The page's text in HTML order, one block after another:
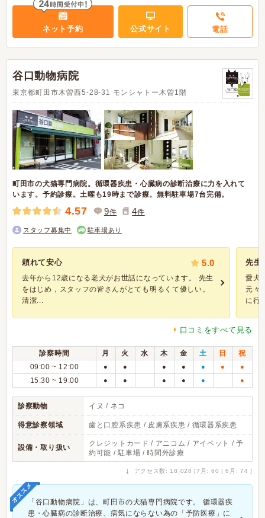
ネット予約 公式サイト 電話
谷口動物病院
東京都町田市木曽西5-28-31 モンシャトー木曽1階
町田市の犬猫専門病院。循環器疾患・心臓病の診断治療に力を入れて
います。予約診療。土曜も19時まで診療。無料駐車場7台完備。
4.57 9件 4件
スタッフ募集中 駐車場あり
頼れて安心 5.0
去年から12歳になる老犬がお世話になっています。 先生
をはじめ，スタッフの皆さんがとても明るくて優しい。
清潔...
先生
愛犬
元々
に行
口コミをすべて見る
診察時間 月 火 水 木 金 土 日
祝
09:00 ~ 12:00
● ● ● ● ● ● ●
15:30 ~ 19:00 ● ● ● ● ● ●
診察動物 イヌ / ネコ
得意診察領域 歯と口腔系疾患 / 皮膚系疾患 / 循環器系疾患
設備・取り扱い
クレジットカード / アニコム / アイペット / 予
約可能 / 駐車場 / 時間外診療
↓ アクセス数: 18,028 [7月: 60 | 6月: 74 ]
オススメ「谷口動物病院」は、町田市の犬猫専門病院です。 循環器疾
患・心臓病の診断治療、病気にならない為の「予防医療」に